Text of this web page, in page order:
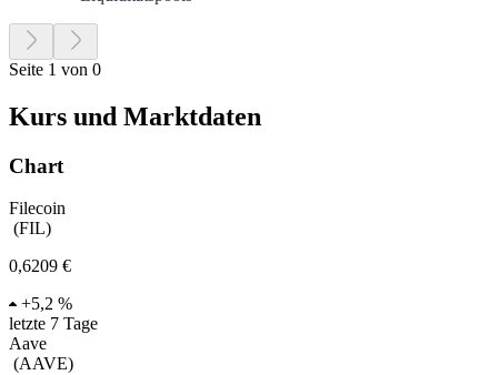
Seite 1 von 0
Kurs und Marktdaten
Chart
Filecoin
(FIL)
0,6209 €
+5,2 %
letzte 7 Tage
Aave
(AAVE)